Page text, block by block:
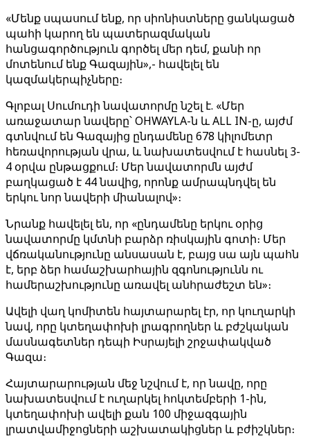
«Մենք սպասում ենք, որ սիոնիստները ցանկացած
պահի կարող են պատերազմական
հանցագործություն գործել մեր դեմ, քանի որ
մոտենում ենք Գազային»,- հավելել են
կազմակերպիչները։
Գլոբալ Սումուդի նավատորմը նշել է. «Մեր
առաջատար նավերը՝ OHWAYLA-ն և ALL IN-ը, այժմ
գտնվում են Գազայից ընդամենը 678 կիլոմետր
հեռավորության վրա, և նախատեսվում է հասնել 3-
4 օրվա ընթացքում։ Մեր նավատորմն այժմ
բաղկացած է 44 նավից, որոնք ամրապնդվել են
երկու նոր նավերի միանալով»։
Նրանք հավելել են, որ «ընդամենը երկու օրից
նավատորմը կմտնի բարձր ռիսկային գոտի։ Մեր
վճռականությունը անսասան է, բայց սա այն պահն
է, երբ ձեր համաշխարհային զգոնությունն ու
համերաշխությունը առավել անհրաժեշտ են»։
Ավելի վաղ կոմիտեն հայտարարել էր, որ կուղարկի
նավ, որը կտեղափոխի լրագրողներ և բժշկական
մասնագետներ դեպի Իսրայելի շրջափակված
Գազա։
Հայտարարության մեջ նշվում է, որ նավը, որը
նախատեսվում է ուղարկել հոկտեմբերի 1-ին,
կտեղափոխի ավելի քան 100 միջազգային
լրատվամիջոցների աշխատակիցներ և բժիշկներ։